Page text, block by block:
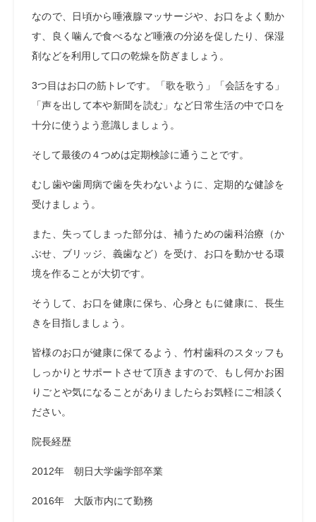
なので、日頃から唾液腺マッサージや、お口をよく動か
す、良く噛んで食べるなど唾液の分泌を促したり、保湿
剤などを利用して口の乾燥を防ぎましょう。
3つ目はお口の筋トレです。「歌を歌う」「会話をする」
「声を出して本や新聞を読む」など日常生活の中で口を
十分に使うよう意識しましょう。
そして最後の４つめは定期検診に通うことです。
むし歯や歯周病で歯を失わないように、定期的な健診を
受けましょう。
また、失ってしまった部分は、補うための歯科治療（か
ぶせ、ブリッジ、義歯など）を受け、お口を動かせる環
境を作ることが大切です。
そうして、お口を健康に保ち、心身ともに健康に、長生
きを目指しましょう。
皆様のお口が健康に保てるよう、竹村歯科のスタッフも
しっかりとサポートさせて頂きますので、もし何かお困
りごとや気になることがありましたらお気軽にご相談く
ださい。
院長経歴
2012年 朝日大学歯学部卒業
2016年 大阪市内にて勤務